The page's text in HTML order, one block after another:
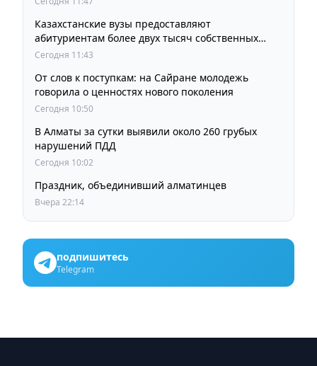
Казахстанские вузы предоставляют
абитуриентам более двух тысяч собственных
образовательных грантов
Сегодня 11:43
От слов к поступкам: на Сайране молодежь
говорила о ценностях нового поколения
Сегодня 10:50
В Алматы за сутки выявили около 260 грубых
нарушений ПДД
Сегодня 10:02
Праздник, объединивший алматинцев
Вчера 22:14
подпишитесь
Telegram